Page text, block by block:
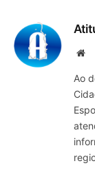
Site
Ao